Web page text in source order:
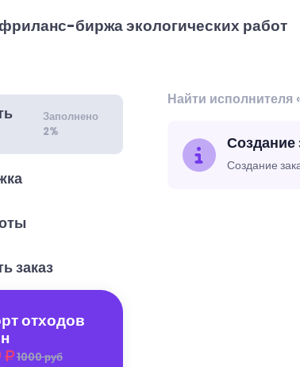
биржа экологических работ
Заполнено
2%
заказ
отходов
1000 руб
Найти
Создание
Создание